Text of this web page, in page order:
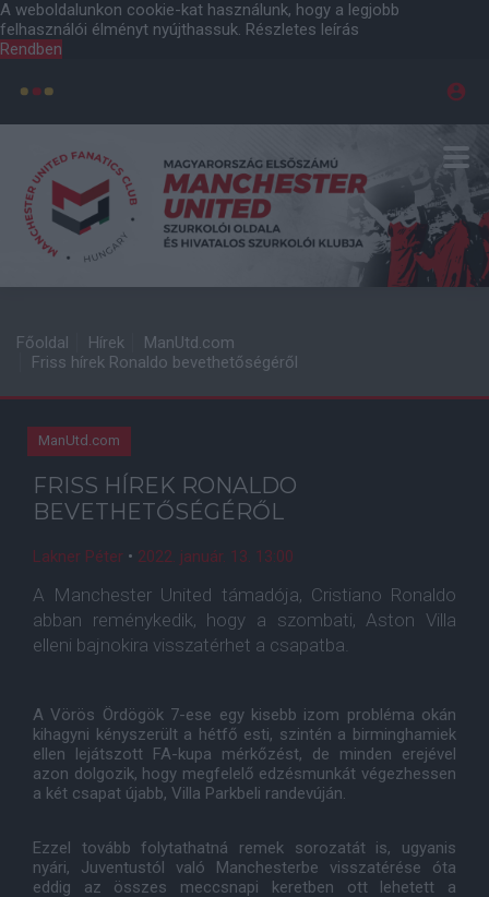
A weboldalunkon cookie-kat használunk, hogy a legjobb
felhasználói élményt nyújthassuk. Részletes leírás
Rendben
Főoldal Hírek
ManUtd.com
Friss hírek Ronaldo bevethetőségéről
ManUtd.com
FRISS HÍREK RONALDO
BEVETHETŐSÉGÉRŐL
Lakner Péter • 2022. január. 13. 13:00
A Manchester United támadója, Cristiano Ronaldo
abban reménykedik, hogy a szombati, Aston Villa
elleni bajnokira visszatérhet a csapatba.
A Vörös Ördögök 7-ese egy kisebb izom probléma okán
kihagyni kényszerült a hétfő esti, szintén a birminghamiek
ellen lejátszott FA-kupa mérkőzést, de minden erejével
azon dolgozik, hogy megfelelő edzésmunkát végezhessen
a két csapat újabb, Villa Parkbeli randevúján.
Ezzel tovább folytathatná remek sorozatát is, ugyanis
nyári, Juventustól való Manchesterbe visszatérése óta
eddig az összes meccsnapi keretben ott lehetett a